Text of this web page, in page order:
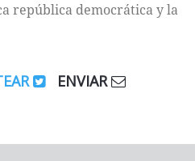
república democrática y la
ENVIAR